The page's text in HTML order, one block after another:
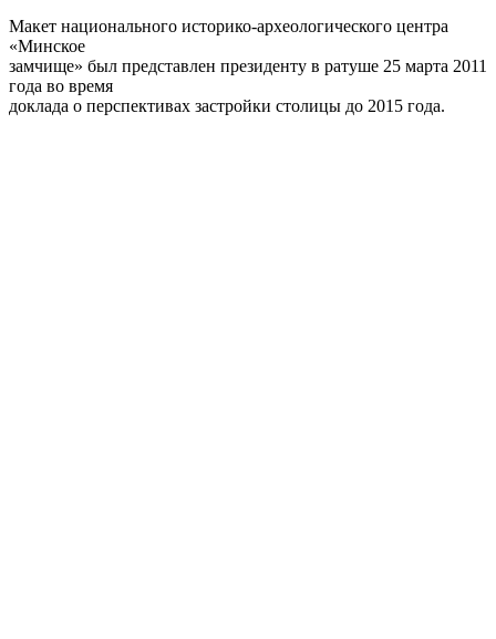
Макет национального историко-археологического центра
«Минское
замчище» был представлен президенту в ратуше 25 марта 2011
года во время
доклада о перспективах застройки столицы до 2015 года.